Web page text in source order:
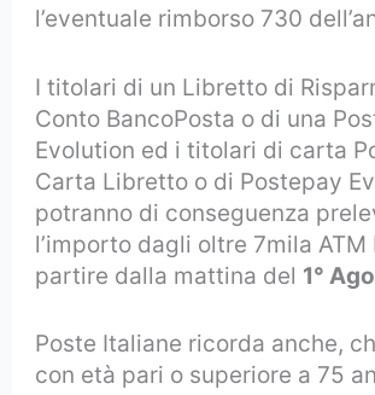
l’eventuale rimborso 730
I titolari di un Libretto di
Conto BancoPosta o di una
Evolution ed i titolari di carta
Carta Libretto o di Postepay
potranno di conseguenza
l’importo dagli oltre 7mila ATM
partire dalla mattina del 1°
Poste Italiane ricorda anche,
con età pari o superiore a 75